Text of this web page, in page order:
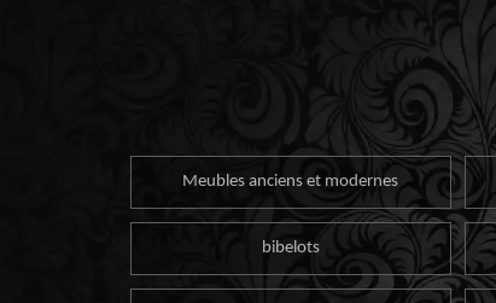
Meubles anciens et modernes
bibelots